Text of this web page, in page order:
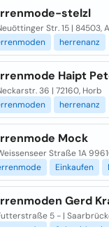
stelzl
Str. 15 | 84503,
herrenanz
Haipt
36 | 72160, Horb
herrenanz
Mock
Straße 1A
Einkaufen
Gerd
5 - |